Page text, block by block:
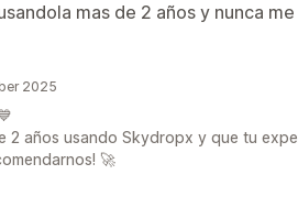
mas de 2 años y nunca me
2025
2 años usando Skydropx y que tu
🚀